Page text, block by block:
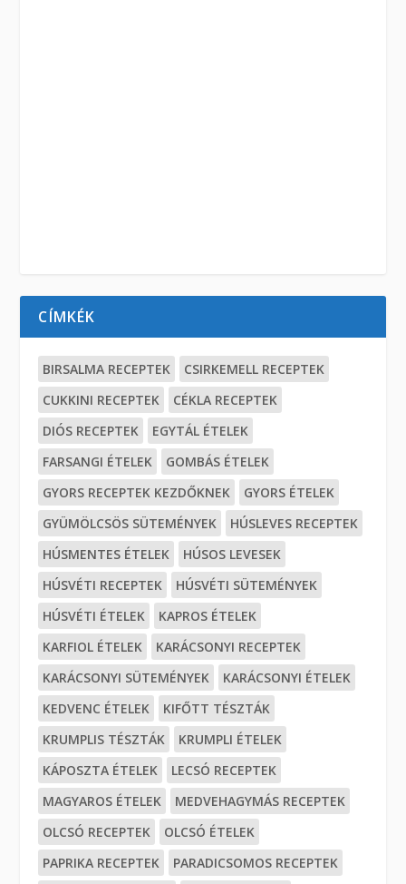
CÍMKÉK
BIRSALMA RECEPTEK
CSIRKEMELL RECEPTEK
CUKKINI RECEPTEK
CÉKLA RECEPTEK
DIÓS RECEPTEK
EGYTÁL ÉTELEK
FARSANGI ÉTELEK
GOMBÁS ÉTELEK
GYORS RECEPTEK KEZDŐKNEK
GYORS ÉTELEK
GYÜMÖLCSÖS SÜTEMÉNYEK
HÚSLEVES RECEPTEK
HÚSMENTES ÉTELEK
HÚSOS LEVESEK
HÚSVÉTI RECEPTEK
HÚSVÉTI SÜTEMÉNYEK
HÚSVÉTI ÉTELEK
KAPROS ÉTELEK
KARFIOL ÉTELEK
KARÁCSONYI RECEPTEK
KARÁCSONYI SÜTEMÉNYEK
KARÁCSONYI ÉTELEK
KEDVENC ÉTELEK
KIFŐTT TÉSZTÁK
KRUMPLIS TÉSZTÁK
KRUMPLI ÉTELEK
KÁPOSZTA ÉTELEK
LECSÓ RECEPTEK
MAGYAROS ÉTELEK
MEDVEHAGYMÁS RECEPTEK
OLCSÓ RECEPTEK
OLCSÓ ÉTELEK
PAPRIKA RECEPTEK
PARADICSOMOS RECEPTEK